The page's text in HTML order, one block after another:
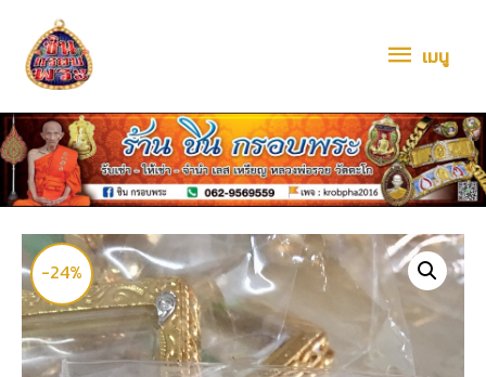
เมนู
-24%